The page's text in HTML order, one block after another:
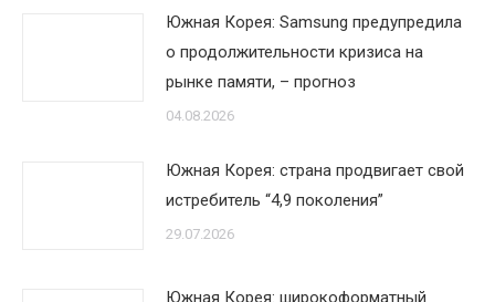
Южная Корея: Samsung предупредила
о продолжительности кризиса на
рынке памяти, – прогноз
04.08.2026
Южная Корея: страна продвигает свой
истребитель “4,9 поколения”
29.07.2026
Южная Корея: широкоформатный